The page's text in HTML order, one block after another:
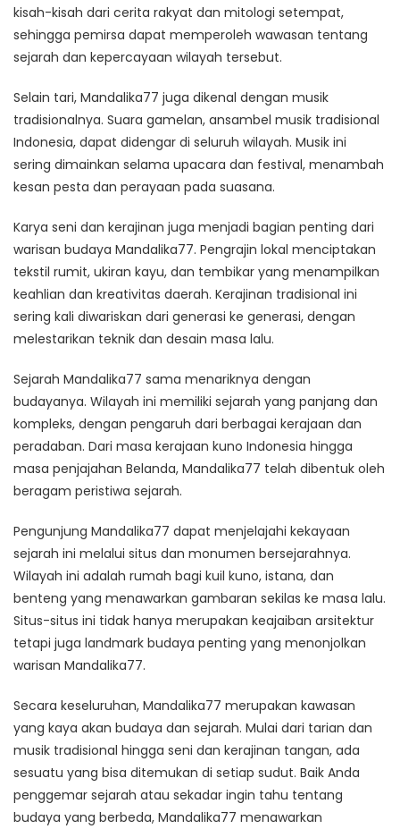
kisah-kisah dari cerita rakyat dan mitologi setempat,
sehingga pemirsa dapat memperoleh wawasan tentang
sejarah dan kepercayaan wilayah tersebut.
Selain tari, Mandalika77 juga dikenal dengan musik
tradisionalnya. Suara gamelan, ansambel musik tradisional
Indonesia, dapat didengar di seluruh wilayah. Musik ini
sering dimainkan selama upacara dan festival, menambah
kesan pesta dan perayaan pada suasana.
Karya seni dan kerajinan juga menjadi bagian penting dari
warisan budaya Mandalika77. Pengrajin lokal menciptakan
tekstil rumit, ukiran kayu, dan tembikar yang menampilkan
keahlian dan kreativitas daerah. Kerajinan tradisional ini
sering kali diwariskan dari generasi ke generasi, dengan
melestarikan teknik dan desain masa lalu.
Sejarah Mandalika77 sama menariknya dengan
budayanya. Wilayah ini memiliki sejarah yang panjang dan
kompleks, dengan pengaruh dari berbagai kerajaan dan
peradaban. Dari masa kerajaan kuno Indonesia hingga
masa penjajahan Belanda, Mandalika77 telah dibentuk oleh
beragam peristiwa sejarah.
Pengunjung Mandalika77 dapat menjelajahi kekayaan
sejarah ini melalui situs dan monumen bersejarahnya.
Wilayah ini adalah rumah bagi kuil kuno, istana, dan
benteng yang menawarkan gambaran sekilas ke masa lalu.
Situs-situs ini tidak hanya merupakan keajaiban arsitektur
tetapi juga landmark budaya penting yang menonjolkan
warisan Mandalika77.
Secara keseluruhan, Mandalika77 merupakan kawasan
yang kaya akan budaya dan sejarah. Mulai dari tarian dan
musik tradisional hingga seni dan kerajinan tangan, ada
sesuatu yang bisa ditemukan di setiap sudut. Baik Anda
penggemar sejarah atau sekadar ingin tahu tentang
budaya yang berbeda, Mandalika77 menawarkan